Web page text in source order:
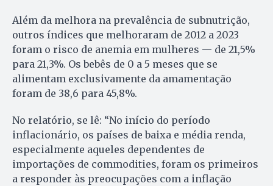
Além da melhora na prevalência de subnutrição,
outros índices que melhoraram de 2012 a 2023
foram o risco de anemia em mulheres — de 21,5%
para 21,3%. Os bebês de 0 a 5 meses que se
alimentam exclusivamente da amamentação
foram de 38,6 para 45,8%.
No relatório, se lê: “No início do período
inflacionário, os países de baixa e média renda,
especialmente aqueles dependentes de
importações de commodities, foram os primeiros
a responder às preocupações com a inflação